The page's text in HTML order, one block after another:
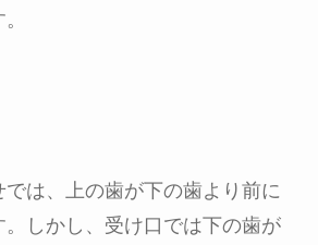
は、上の歯が下の歯より前に
。しかし、受け口では下の歯が